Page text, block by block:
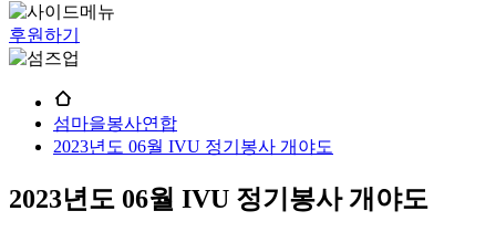
후원하기
섬마을봉사연합
2023년도 06월 IVU 정기봉사 개야도
2023년도 06월 IVU 정기봉사 개야도